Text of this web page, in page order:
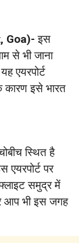
Goa)- इस
से भी जाना
एयरपोर्ट
इसे भारत
स्थित है
पर
समुद्र में
आप भी इस जगह